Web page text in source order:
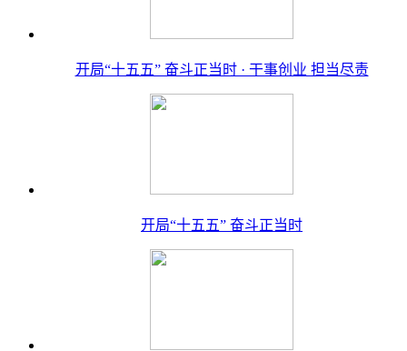
开局“十五五” 奋斗正当时 · 干事创业 担当尽责
开局“十五五” 奋斗正当时